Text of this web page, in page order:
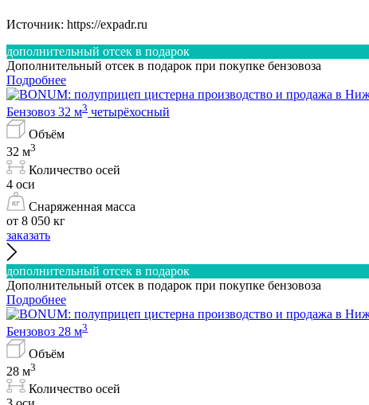
Источник: https://expadr.ru
дополнительный отсек в подарок
Дополнительный отсек в подарок при покупке бензовоза
Подробнее
Бензовоз 32 м3 четырёхосный
Объём
32 м3
Количество осей
4 оси
Снаряженная масса
от 8 050 кг
заказать
дополнительный отсек в подарок
Дополнительный отсек в подарок при покупке бензовоза
Подробнее
Бензовоз 28 м3
Объём
28 м3
Количество осей